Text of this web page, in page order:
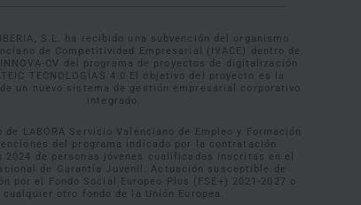
IBERIA, S.L. ha recibido una subvención del organismo
de Competitividad Empresarial (IVACE) dentro de
CV del programa de proyectos de digitalización
TECNOLOGÍAS 4.0 El objetivo del proyecto es la
un nuevo sistema de gestión empresarial corporativo
integrado.
de LABORA Servicio Valenciano de Empleo y Formación
del programa indicado por la contratación
2024 de personas jóvenes cualificadas inscritas en el
de Garantía Juvenil. Actuación susceptible de
por el Fondo Social Europeo Plus (FSE+) 2021-2027 o
cualquier otro fondo de la Unión Europea.